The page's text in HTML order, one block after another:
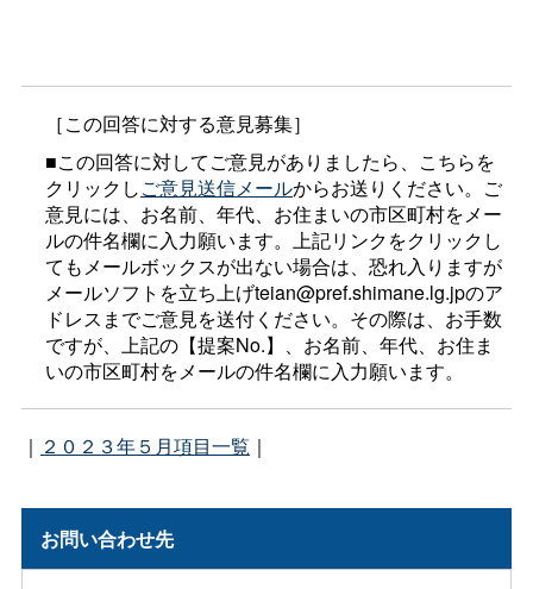
［この回答に対する意見募集］
■この回答に対してご意見がありましたら、こちらを
クリックしご意見送信メールからお送りください。ご
意見には、お名前、年代、お住まいの市区町村をメー
ルの件名欄に入力願います。上記リンクをクリックし
てもメールボックスが出ない場合は、恐れ入りますが
メールソフトを立ち上げteian@pref.shimane.lg.jpのア
ドレスまでご意見を送付ください。その際は、お手数
ですが、上記の【提案No.】、お名前、年代、お住ま
いの市区町村をメールの件名欄に入力願います。
｜ ２０２３年５月項目一覧 ｜
お問い合わせ先